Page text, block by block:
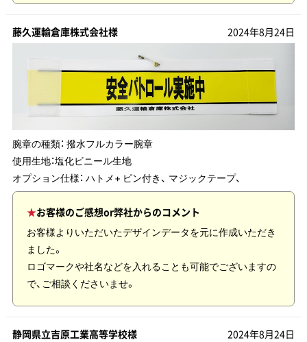
藤久運輸倉庫株式会社様 2024年8月24日
腕章の種類： 撥水フルカラー腕章
使用生地：塩化ビニール生地
オプション仕様： ハトメ+ ピン付き、 マジックテープ、
お客様のご感想or弊社からのコメント
お客様よりいただいたデザインデータを元に作成いただき
ました。
ロゴマークや社名などを入れることも可能でございますの
で、ご相談くださいませ。
静岡県立吉原工業高等学校様 2024年8月24日